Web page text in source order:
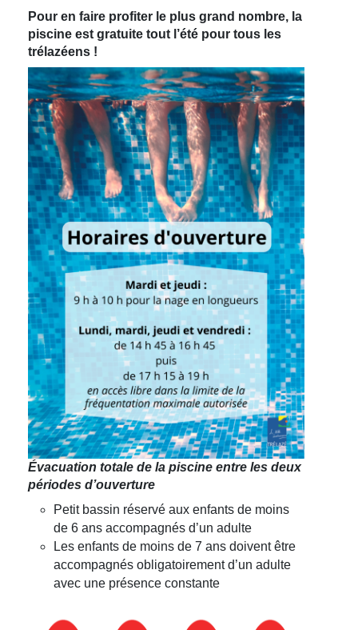
Pour en faire profiter le plus grand nombre, la
piscine est gratuite tout l’été pour tous les
trélazéens !
Évacuation totale de la piscine entre les deux
périodes d’ouverture
Petit bassin réservé aux enfants de moins
de 6 ans accompagnés d’un adulte
Les enfants de moins de 7 ans doivent être
accompagnés obligatoirement d’un adulte
avec une présence constante